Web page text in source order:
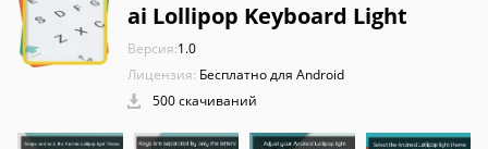
ai Lollipop Keyboard Light
Версия:1.0
Лицензия: Бесплатно для Android
500 скачиваний